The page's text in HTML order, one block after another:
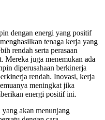
dengan energi yang positif
tenaga kerja yang
rendah serta perasaan
Mereka juga menemukan ada
diperusahaan berkinerja
rendah. Inovasi, kerja
meningkat jika
energi positif ini.
yang akan menunjang